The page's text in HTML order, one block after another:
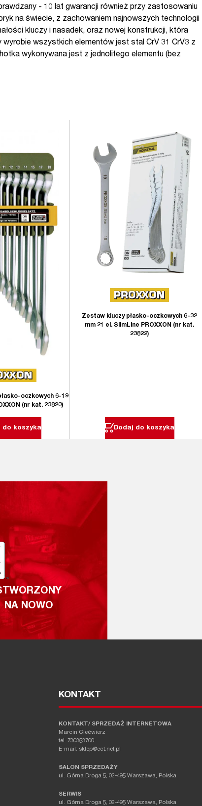
- 10 lat gwarancji również przy zastosowaniu
na świecie, z zachowaniem najnowszych technologii
kluczy i nasadek, oraz nowej konstrukcji, która
wszystkich elementów jest stal CrV 31 CrV3 z
wykonywana jest z jednolitego elementu (bez
oczkowych 6-19
(nr kat. 23820)
do koszyka
Zestaw kluczy płasko-oczkowych 6-32
mm 21 el. SlimLine PROXXON (nr kat.
23822)
Dodaj do koszyka
NA NOWO
KONTAKT
KONTAKT/ SPRZEDAŻ INTERNETOWA
Marcin Ciećwierz
tel. 730353700
E-mail: sklep@ect.net.pl
SALON SPRZEDAŻY
ul. Górna Droga 5, 02-495 Warszawa, Polska
SERWIS
ul. Górna Droga 5, 02-495 Warszawa, Polska